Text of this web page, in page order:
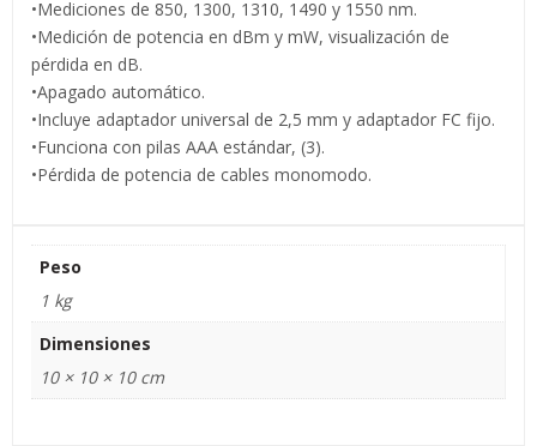
•Mediciones de 850, 1300, 1310, 1490 y 1550 nm.
•Medición de potencia en dBm y mW, visualización de
pérdida en dB.
•Apagado automático.
•Incluye adaptador universal de 2,5 mm y adaptador FC fijo.
•Funciona con pilas AAA estándar, (3).
•Pérdida de potencia de cables monomodo.
Peso
1 kg
Dimensiones
10 × 10 × 10 cm